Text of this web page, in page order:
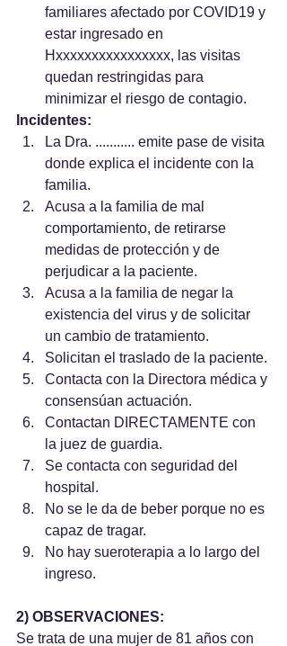
familiares afectado por COVID19 y
estar ingresado en
Hxxxxxxxxxxxxxxxx, las visitas
quedan restringidas para
minimizar el riesgo de contagio.
Incidentes:
La Dra. ........... emite pase de visita
donde explica el incidente con la
familia.
Acusa a la familia de mal
comportamiento, de retirarse
medidas de protección y de
perjudicar a la paciente.
Acusa a la familia de negar la
existencia del virus y de solicitar
un cambio de tratamiento.
Solicitan el traslado de la paciente.
Contacta con la Directora médica y
consensúan actuación.
Contactan DIRECTAMENTE con
la juez de guardia.
Se contacta con seguridad del
hospital.
No se le da de beber porque no es
capaz de tragar.
No hay sueroterapia a lo largo del
ingreso.
2) OBSERVACIONES:
Se trata de una mujer de 81 años con